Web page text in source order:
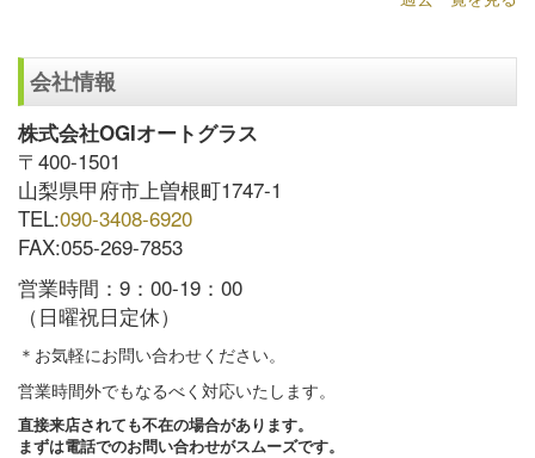
会社情報
株式会社OGIオートグラス
〒400-1501
山梨県甲府市上曽根町1747-1
TEL:090-3408-6920
FAX:055-269-7853
営業時間：9：00-19：00
（日曜祝日定休）
＊お気軽にお問い合わせください。
営業時間外でもなるべく対応いたします。
直接来店されても不在の場合があります。
まずは電話でのお問い合わせがスムーズです。